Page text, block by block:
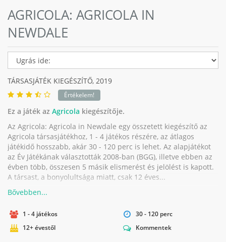
AGRICOLA: AGRICOLA IN
NEWDALE
TÁRSASJÁTÉK KIEGÉSZÍTŐ, 2019
Értékelem!
Ez a játék az Agricola kiegészítője.
Az Agricola: Agricola in Newdale egy összetett kiegészítő az
Agricola társasjátékhoz, 1 - 4 játékos részére, az átlagos
játékidő hosszabb, akár 30 - 120 perc is lehet. Az alapjátékot
az Év Játékának választották 2008-ban (BGG), illetve ebben az
évben több, összesen 5 másik elismerést és jelölést is kapott.
A társast, a bonyolultsága miatt, csak 12 éves...
1 - 4 játékos
30 - 120 perc
12+ évestől
Kommentek